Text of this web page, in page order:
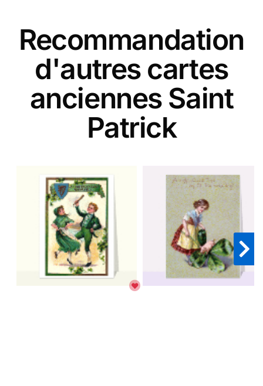
Recommandation
d'autres cartes
anciennes Saint
Patrick